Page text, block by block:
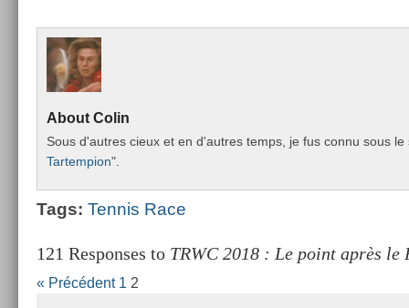
About Colin
Sous d'aut­res cieux et en d'aut­res temps, je fus connu sous le
Tar­temp­ion".
Tags: Ten­nis Race
121 Responses to TRWC 2018 : Le point après
« Précédent 1 2